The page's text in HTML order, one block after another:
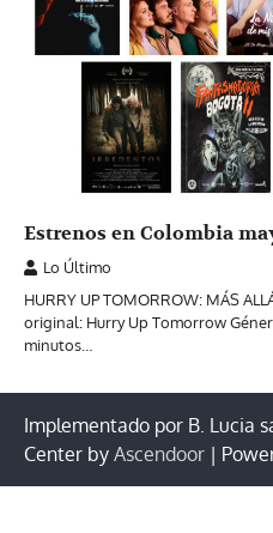
Estrenos en Colombia
Lo Último
HURRY UP TOMORROW: MÁS
original: Hurry Up Tomorrow
minutos…
Implementado por B. Lucia
Center by Ascendoor |